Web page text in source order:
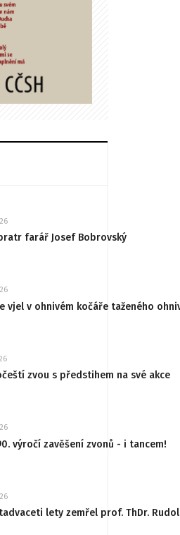
farář Josef Bobrovský
vjel v ohnivém kočáře taženého
zvou s předstihem na své akce
výročí zavěšení zvonů - i tancem!
lety zemřel prof. ThDr.